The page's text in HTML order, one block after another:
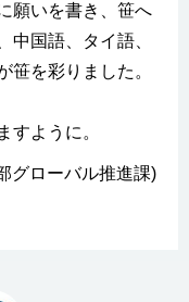
願いを書き、笹へ
中国語、タイ語、
笹を彩りました。
ように。
グローバル推進課)